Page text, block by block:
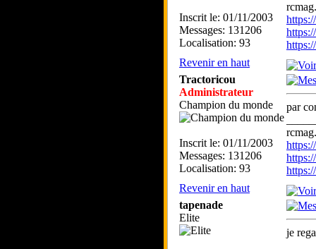
Inscrit le: 01/11/2003
Messages: 131206
Localisation: 93
Revenir en haut
Tractoricou
Administrateur
Champion du monde
Inscrit le: 01/11/2003
Messages: 131206
Localisation: 93
par
Revenir en haut
tapenade
Elite
je